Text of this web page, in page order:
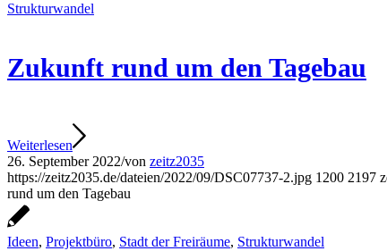
Strukturwandel
Zukunft rund um den Tagebau
Weiterlesen
26. September 2022/von zeitz2035
https://zeitz2035.de/dateien/2022/09/DSC07737-2.jpg 1200 2197
rund um den Tagebau
Ideen, Projektbüro, Stadt der Freiräume, Strukturwandel